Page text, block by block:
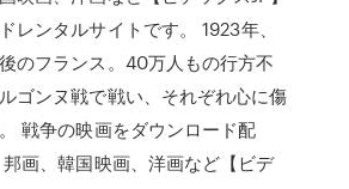
レンタルサイトです。 1923年、
のフランス。40万人もの行方不
ゴンヌ戦で戦い、それぞれ心に傷
戦争の映画をダウンロード配
画、韓国映画、洋画など【ビデ